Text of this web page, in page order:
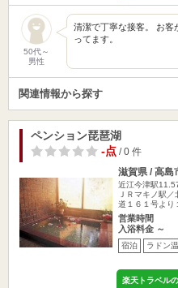
50代～
男性
清潔で丁寧な接客。 お客
ってます。
関連情報から探す
ペンション琵琶湖
-点/ 0 件
滋賀県 / 高島
近江今津駅
ＪＲマキノ駅
道１６１号より
営業時間
入浴料金 ～
宿泊 ラドン
楽天トラベル